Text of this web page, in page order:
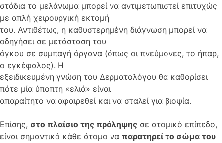
στάδια το μελάνωμα μπορεί να αντιμετωπιστεί επιτυχώς
με απλή χειρουργική εκτομή
του. Αντιθέτως, η καθυστερημένη διάγνωση μπορεί να
οδηγήσει σε μετάσταση του
όγκου σε συμπαγή όργανα (όπως οι πνεύμονες, το ήπαρ,
ο εγκέφαλος). Η
εξειδικευμένη γνώση του Δερματολόγου θα καθορίσει
πότε μία ύποπτη «ελιά» είναι
απαραίτητο να αφαιρεθεί και να σταλεί για βιοψία.
Επίσης, στο πλαίσιο της πρόληψης σε ατομικό επίπεδο,
είναι σημαντικό κάθε άτομο να παρατηρεί το σώμα του